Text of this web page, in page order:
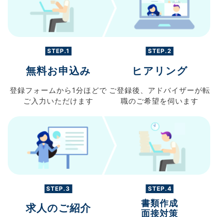
STEP.1
無料お申込み
登録フォームから 1分ほどで
ご入力 いただけます
STEP.2
ヒアリング
ご登録後、 アドバイザーが転
職のご希望を伺います
STEP.3
求人のご紹介
STEP.4
書類作成
面接対策